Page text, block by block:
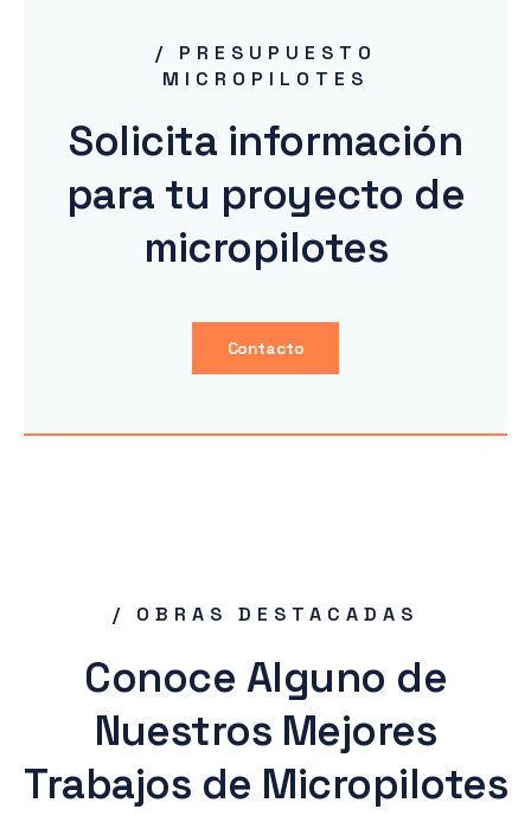
/ PRESUPUESTO
MICROPILOTES
Solicita información
para tu proyecto de
micropilotes
Contacto
/ OBRAS DESTACADAS
Conoce Alguno de
Nuestros Mejores
Trabajos de Micropilotes